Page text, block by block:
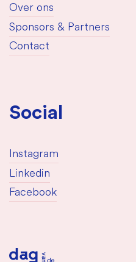
Over ons
Sponsors & Partners
Contact
Social
Instagram
Linkedin
Facebook